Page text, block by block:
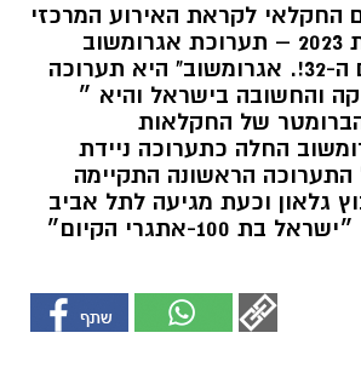
החקלאי לקראת האירוע המרכזי
והחשוב של שנת 2023 – תערוכת אגרומשוב
שתתקיים בפעם ה-32!. אגרומשוב" היא תערוכה
והחשובה בישראל והיא ״
של החקלאות
החלה כתערוכה ניידת
הראשונה התקיימה
בקיבוץ גלאון וכעת מגיעה לתל אביב
100-אתגרי הקיום״